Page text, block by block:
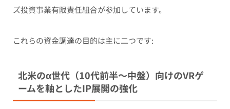
ズ投資事業有限責任組合が参加しています。
これらの資金調達の目的は主に二つです:
北米のα世代（10代前半〜中盤）向けのVRゲ
ームを軸としたIP展開の強化